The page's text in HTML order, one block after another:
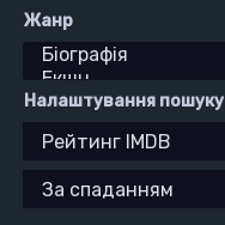
Жанр
Налаштування пошуку